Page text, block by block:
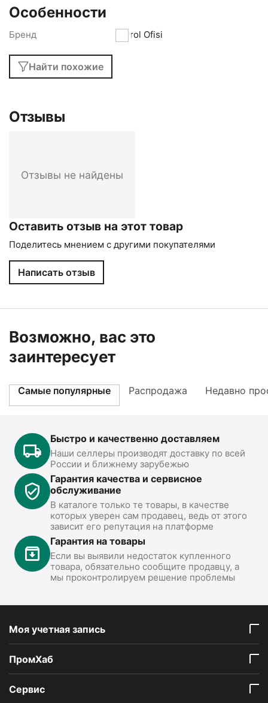
Особенности
Бренд Petrol Ofisi
Найти похожие
Отзывы
Отзывы не найдены
Оставить отзыв на этот товар
Поделитесь мнением с другими покупателями
Написать отзыв
Возможно, вас это
заинтересует
Самые популярные Распродажа Недавно
Быстро и качественно доставляем
Наши селлеры производят доставку по всей
России и ближнему зарубежью
Гарантия качества и сервисное
обслуживание
В каталоге только те товары, в качестве
которых уверен сам продавец, ведь от этого
зависит его репутация на платформе
Гарантия на товары
Если вы выявили недостаток купленного
товара, обязательно сообщите продавцу, а
мы проконтролируем решение проблемы
Моя учетная запись
ПромХаб
Сервис